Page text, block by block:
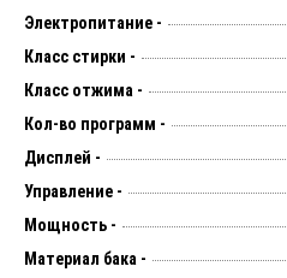
Электропитание -
Класс стирки -
Класс отжима -
Кол-во программ -
Дисплей -
Управление -
Мощность -
Материал бака -